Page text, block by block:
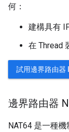
何：
建構具有
在 Thread
試用邊界路由器
邊界路由器
NAT64 是一種